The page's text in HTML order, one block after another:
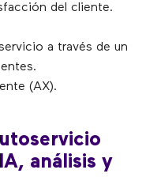
del cliente.
a través de un
(AX).
análisis y